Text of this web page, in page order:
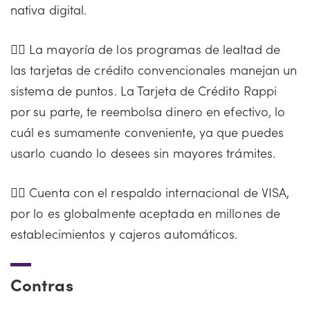
nativa digital.
👍🏻 La mayoría de los programas de lealtad de
las tarjetas de crédito convencionales manejan un
sistema de puntos. La Tarjeta de Crédito Rappi
por su parte, te reembolsa dinero en efectivo, lo
cuál es sumamente conveniente, ya que puedes
usarlo cuando lo desees sin mayores trámites.
👍🏻 Cuenta con el respaldo internacional de VISA,
por lo es globalmente aceptada en millones de
establecimientos y cajeros automáticos.
Contras